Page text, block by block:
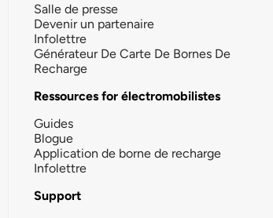
Salle de presse
Devenir un partenaire
Infolettre
Générateur De Carte De Bornes De
Recharge
Ressources for électromobilistes
Guides
Blogue
Application de borne de recharge
Infolettre
Support